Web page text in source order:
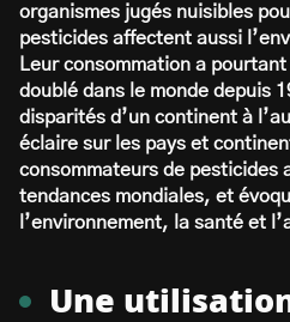
organismes jugés nuisibles
pesticides affectent aussi
Leur consommation a pourtant
doublé dans le monde depuis
disparités d’un continent à
éclaire sur les pays et
consommateurs de pesticides
tendances mondiales, et
l’environnement, la santé et
Une